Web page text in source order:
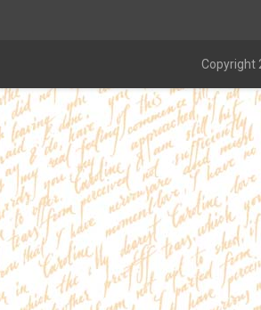
Copyright